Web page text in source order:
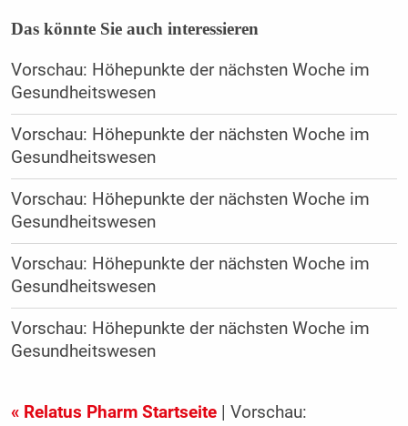
Das könnte Sie auch interessieren
Vorschau: Höhepunkte der nächsten Woche im
Gesundheitswesen
Vorschau: Höhepunkte der nächsten Woche im
Gesundheitswesen
Vorschau: Höhepunkte der nächsten Woche im
Gesundheitswesen
Vorschau: Höhepunkte der nächsten Woche im
Gesundheitswesen
Vorschau: Höhepunkte der nächsten Woche im
Gesundheitswesen
« Relatus Pharm Startseite| Vorschau: